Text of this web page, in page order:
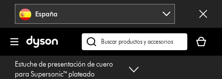
Omitir
navegación España
Buscar
en
dyson.es
cesta
está
Estuche de presentación de cuero
para Supersonic™ plateado